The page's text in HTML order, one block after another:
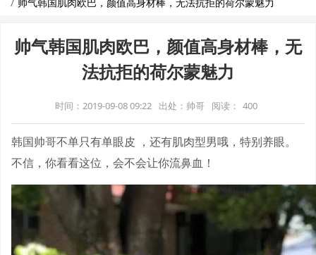
帅气韩国肌肉欧巴，颜值高身材棒，无
法抗拒的荷尔蒙魅力
时间：2019-09-08 09:22 出处：帅哥 阅读： 400
韩国帅哥不单只有单眼皮 ，还有肌肉型男哦，特别养眼。
不信，你看看这位，会不会让你流鼻血！